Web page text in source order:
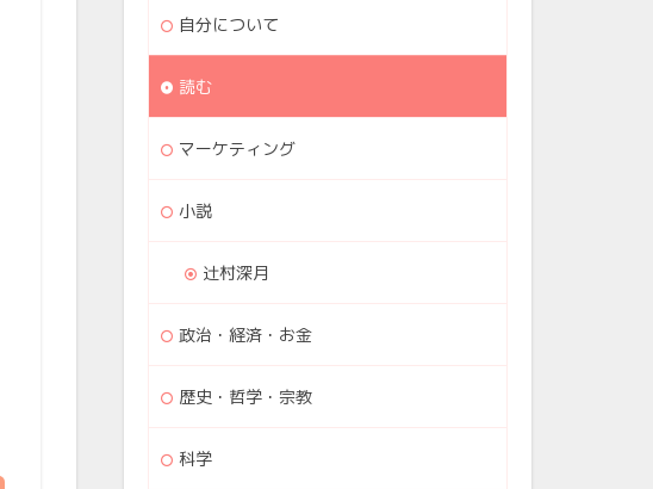
自分について
読む
マーケティング
小説
辻村深月
政治・経済・お金
歴史・哲学・宗教
科学